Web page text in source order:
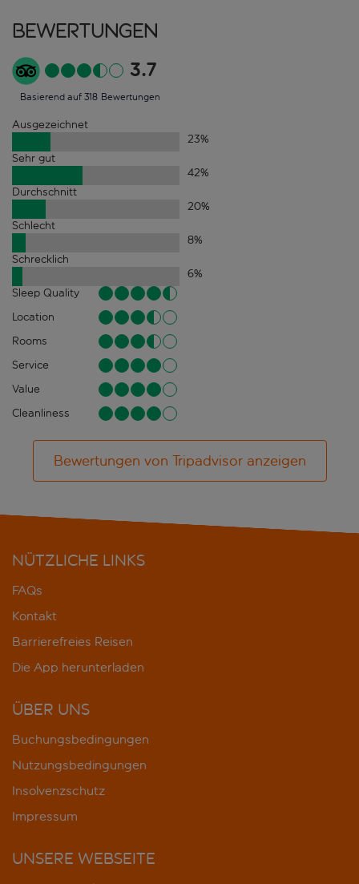
Bewertungen
3.7
Basierend auf 318 Bewertungen
Ausgezeichnet
23%
Sehr gut
42%
Durchschnitt
20%
Schlecht
8%
Schrecklich
6%
Sleep Quality
Location
Rooms
Service
Value
Cleanliness
Bewertungen von Tripadvisor anzeigen
NÜTZLICHE LINKS
FAQs
Kontakt
Barrierefreies Reisen
Die App herunterladen
ÜBER UNS
Buchungsbedingungen
Nutzungsbedingungen
Insolvenzschutz
Impressum
UNSERE WEBSEITE